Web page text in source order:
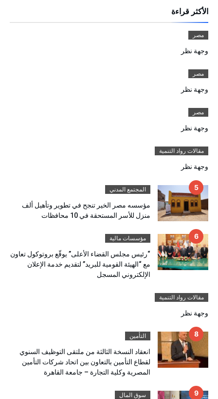
الأكثر قراءة
مصر
وجهة نظر
مصر
وجهة نظر
مصر
وجهة نظر
مقالات رواد التنمية
وجهة نظر
المجتمع المدني
مؤسسه مصر الخير تنجح في تطوير وتأهيل ألف
منزل للأسر المستحقة في 10 محافظات
مؤسسات مالية
“رئيس مجلس القضاء الأعلى” يوقّع بروتوكول تعاون
مع “الهيئة القومية للبريد” لتقديم خدمة الإعلان
الإلكتروني المسجل
مقالات رواد التنمية
وجهة نظر
التأمين
انعقاد النسخة الثالثة من ملتقى التوظيف السنوي
لقطاع التأمين بالتعاون بين اتحاد شركات التأمين
المصرية وكلية التجارة – جامعة القاهرة
سوق المال